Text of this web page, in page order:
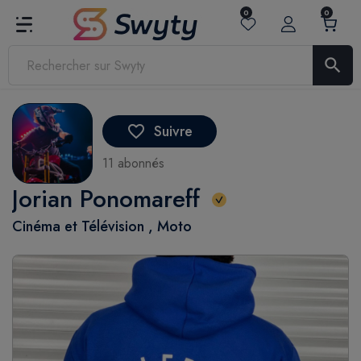
search
0 0
favorite_border Suivre
11 abonnés
Jorian Ponomareff
Cinéma et Télévision , Moto